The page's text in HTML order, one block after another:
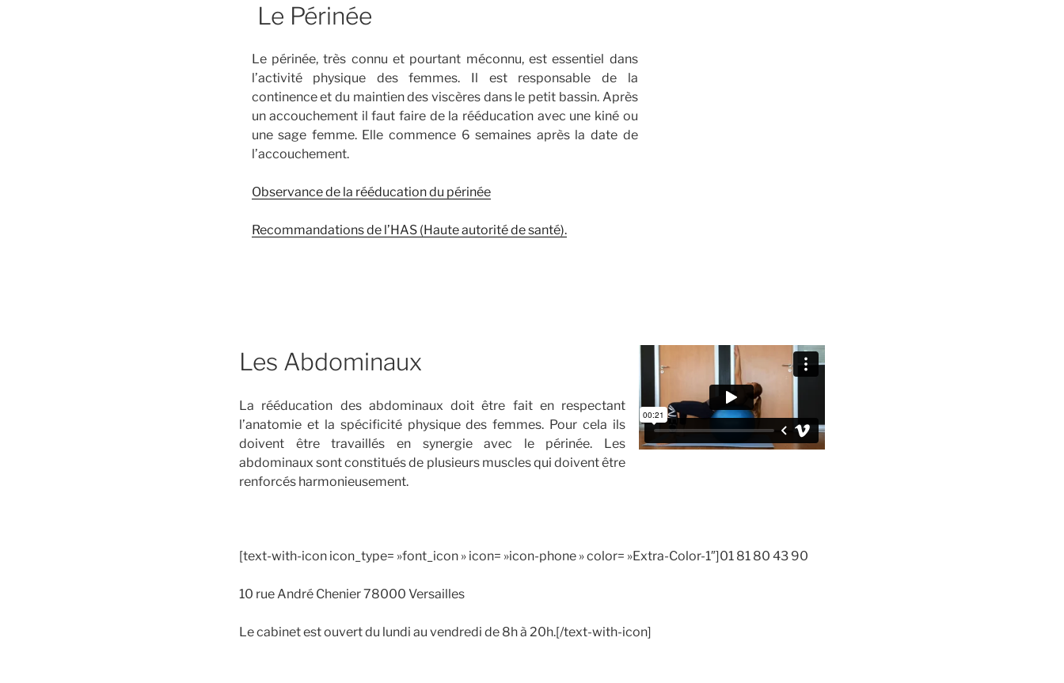
Le Périnée
Le périnée, très connu et pourtant méconnu, est essentiel dans
l’activité physique des femmes. Il est responsable de la
continence et du maintien des viscères dans le petit bassin. Après
un accouchement il faut faire de la rééducation avec une kiné ou
une sage femme. Elle commence 6 semaines après la date de
l’accouchement.
Observance de la rééducation du périnée
Recommandations de l’HAS (Haute autorité de santé).
Les Abdominaux
La rééducation des abdominaux doit être fait en respectant
l’anatomie et la spécificité physique des femmes. Pour cela ils
doivent être travaillés en synergie avec le périnée. Les
abdominaux sont constitués de plusieurs muscles qui doivent être
renforcés harmonieusement.
[text-with-icon icon_type= »font_icon » icon= »icon-phone » color= »Extra-Color-1″]01 81 80 43 90
10 rue André Chenier 78000 Versailles
Le cabinet est ouvert du lundi au vendredi de 8h à 20h.[/text-with-icon]